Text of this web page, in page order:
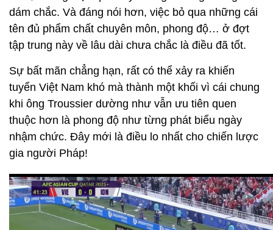
dám chắc. Và đáng nói hơn, việc bỏ qua những cái
tên đủ phẩm chất chuyên môn, phong độ… ở đợt
tập trung này về lâu dài chưa chắc là điều đã tốt.
Sự bất mãn chẳng hạn, rất có thể xảy ra khiến
tuyển Việt Nam khó mà thành một khối vì cái chung
khi ông Troussier dường như vẫn ưu tiên quen
thuộc hơn là phong độ như từng phát biểu ngày
nhậm chức. Đây mới là điều lo nhất cho chiến lược
gia người Pháp!